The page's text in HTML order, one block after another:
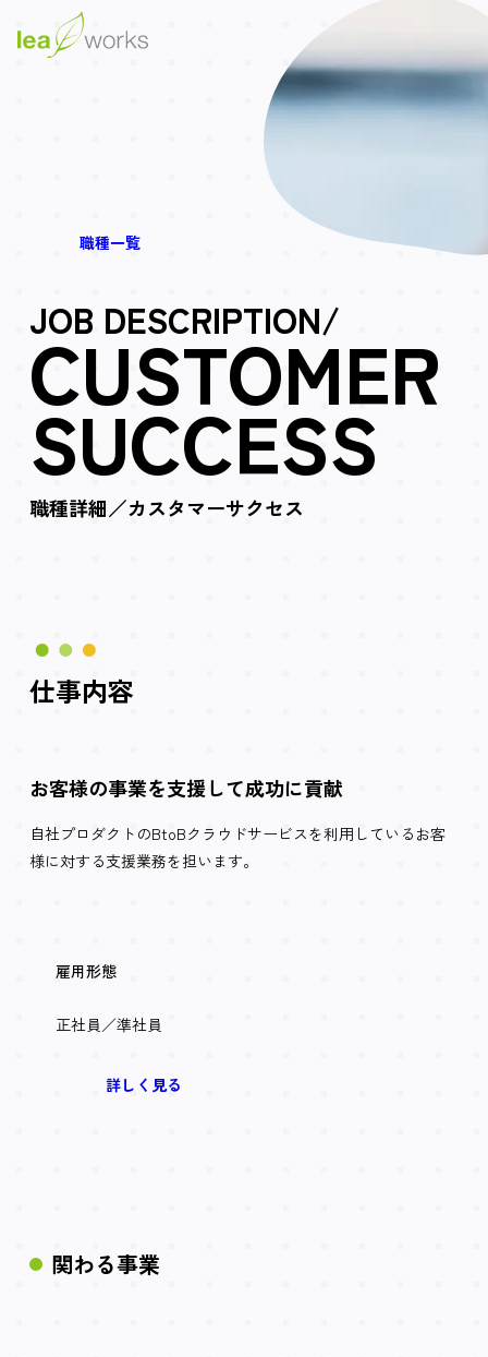
職種一覧
JOB DESCRIPTION/
CUSTOMER
SUCCESS
職種詳細／カスタマーサクセス
仕事内容
お客様の事業を支援して成功に貢献
自社プロダクトのBtoBクラウドサービスを利用しているお客
様に対する支援業務を担います。
雇用形態
正社員／準社員
詳しく見る
関わる事業